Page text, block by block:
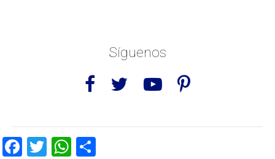
Síguenos
Facebook
TwitterWhatsApp